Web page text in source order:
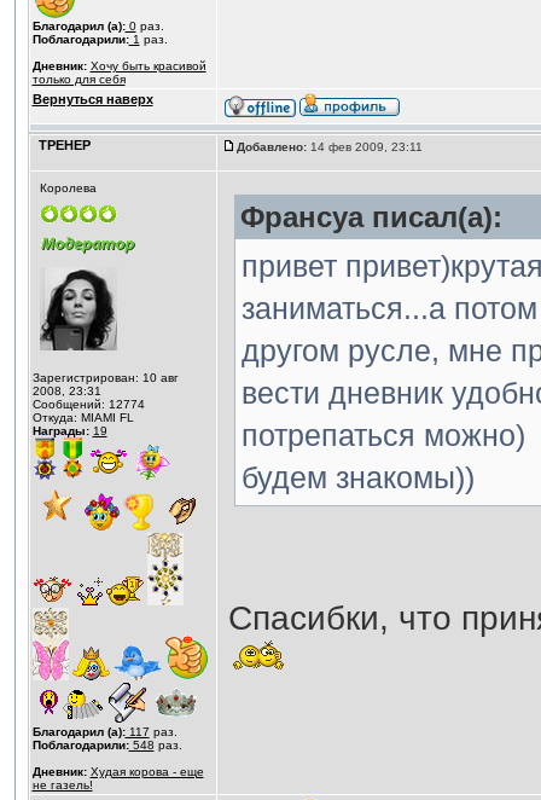
Благодарил (а):0раз.
Поблагодарили:1 раз.
Дневник: Хочу быть красивой
только для себя
Вернуться наверх
ТРЕНЕР Добавлено:14 фев 2009, 23:11
Королева
Зарегистрирован: 10 авг
2008, 23:31
Сообщений: 12774
Откуда: MIAMI FL
Награды: 19
Благодарил (а):117 раз.
Поблагодарили:548 раз.
Дневник: Худая корова - еще
не газель!
Франсуа писал(а):
привет
заниматься...а
другом русле, мне
вести дневник
потрепаться можно)
будем знакомы))
Спасибки, что